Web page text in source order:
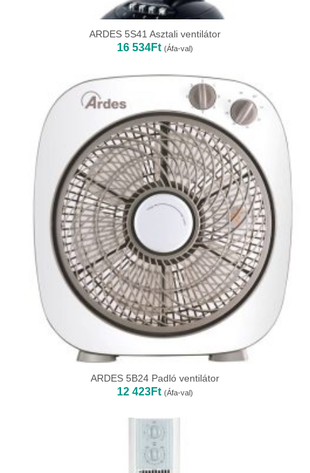
ARDES 5S41 Asztali ventilátor
16 534Ft (Áfa-val)
ARDES 5B24 Padló ventilátor
12 423Ft (Áfa-val)